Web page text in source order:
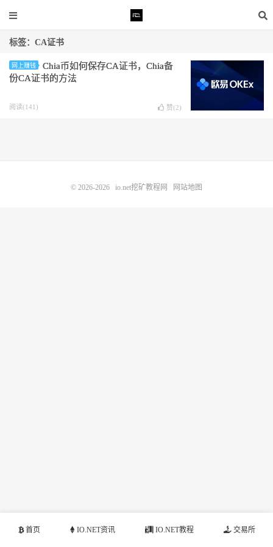
标签：CA证书
网上赚钱
Chia币如何保存CA证书，Chia备
份CA证书的方法
阅读(141) 赞(2)
首页 IO.NET资讯 IO.NET教程 交易所
© 2026-2026 io.net挖矿教程网 网站地图